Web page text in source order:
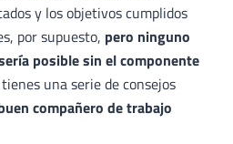
y los objetivos cumplidos
por supuesto, pero ninguno
posible sin el componente
una serie de consejos
compañero de trabajo